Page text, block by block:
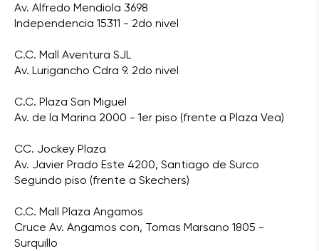
Av. Alfredo Mendiola 3698
Independencia 15311 - 2do nivel
C.C. Mall Aventura SJL
Av. Lurigancho Cdra 9. 2do nivel
C.C. Plaza San Miguel
Av. de la Marina 2000 - 1er piso (frente a Plaza Vea)
CC. Jockey Plaza
Av. Javier Prado Este 4200, Santiago de Surco
Segundo piso (frente a Skechers)
C.C. Mall Plaza Angamos
Cruce Av. Angamos con, Tomas Marsano 1805 -
Surquillo